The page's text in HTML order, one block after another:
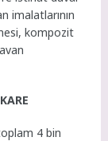
imalatlarının
kompozit
4 bin